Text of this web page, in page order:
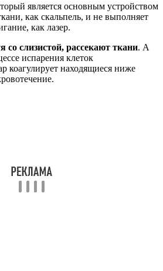
является основным устройством
как скальпель, и не выполняет
как лазер.
со слизистой, рассекают ткани. А
испарения клеток
коагулирует находящиеся ниже